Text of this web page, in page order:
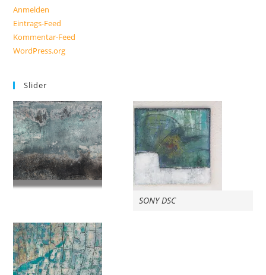
Anmelden
Eintrags-Feed
Kommentar-Feed
WordPress.org
Slider
SONY DSC